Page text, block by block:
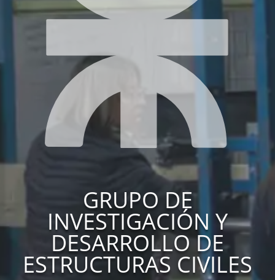
GRUPO DE
INVESTIGACIÓN Y
DESARROLLO DE
ESTRUCTURAS CIVILES